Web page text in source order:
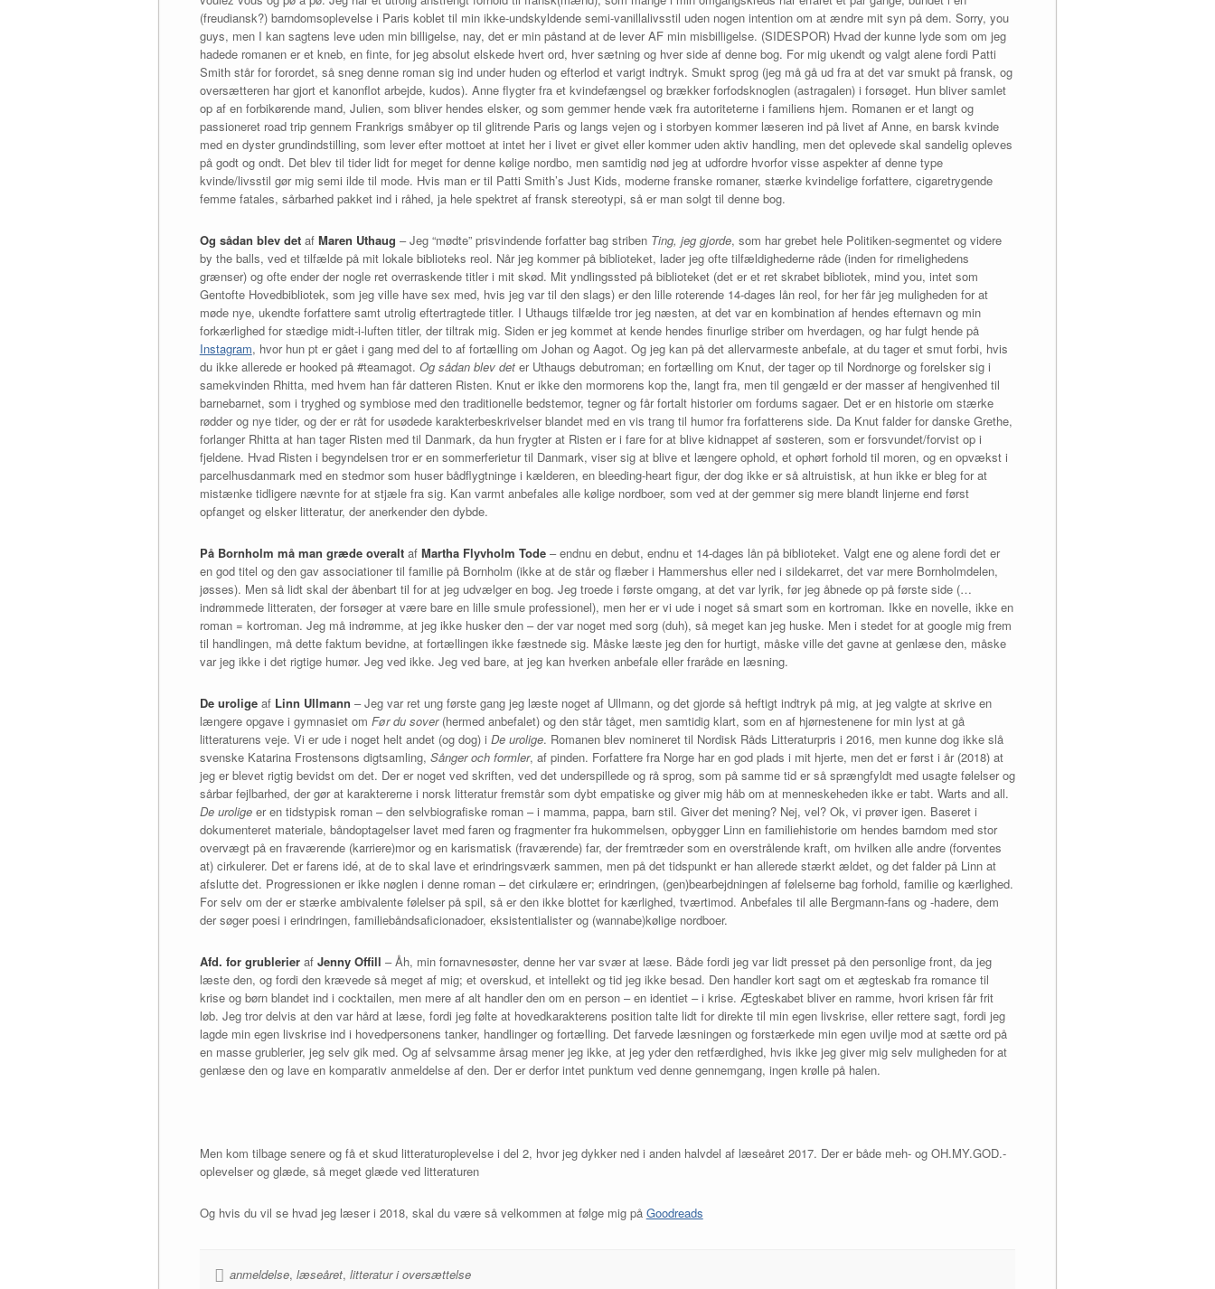
(freudiansk?) barndomsoplevelse i Paris koblet til min ikke-undskyldende semi-vanillalivsstil uden nogen intention om at ændre mit syn på dem. Sorry, you
guys, men I kan sagtens leve uden min billigelse, nay, det er min påstand at de lever AF min misbilligelse. (SIDESPOR) Hvad der kunne lyde som om jeg
hadede romanen er et kneb, en finte, for jeg absolut elskede hvert ord, hver sætning og hver side af denne bog. For mig ukendt og valgt alene fordi Patti
Smith står for forordet, så sneg denne roman sig ind under huden og efterlod et varigt indtryk. Smukt sprog (jeg må gå ud fra at det var smukt på fransk, og
oversætteren har gjort et kanonflot arbejde, kudos). Anne flygter fra et kvindefængsel og brækker forfodsknoglen (astragalen) i forsøget. Hun bliver samlet
op af en forbikørende mand, Julien, som bliver hendes elsker, og som gemmer hende væk fra autoriteterne i familiens hjem. Romanen er et langt og
passioneret road trip gennem Frankrigs småbyer op til glitrende Paris og langs vejen og i storbyen kommer læseren ind på livet af Anne, en barsk kvinde
med en dyster grundindstilling, som lever efter mottoet at intet her i livet er givet eller kommer uden aktiv handling, men det oplevede skal sandelig opleves
på godt og ondt. Det blev til tider lidt for meget for denne kølige nordbo, men samtidig nød jeg at udfordre hvorfor visse aspekter af denne type
kvinde/livsstil gør mig semi ilde til mode. Hvis man er til Patti Smith’s Just Kids, moderne franske romaner, stærke kvindelige forfattere, cigaretrygende
femme fatales, sårbarhed pakket ind i råhed, ja hele spektret af fransk stereotypi, så er man solgt til denne bog.
Og sådan blev detaf Maren Uthaug – Jeg “mødte” prisvindende forfatter bag striben Ting, jeg gjorde, som har grebet hele Politiken-segmentet og videre
by the balls, ved et tilfælde på mit lokale biblioteks reol. Når jeg kommer på biblioteket, lader jeg ofte tilfældighederne råde (inden for rimelighedens
grænser) og ofte ender der nogle ret overraskende titler i mit skød. Mit yndlingssted på biblioteket (det er et ret skrabet bibliotek, mind you, intet som
Gentofte Hovedbibliotek, som jeg ville have sex med, hvis jeg var til den slags) er den lille roterende 14-dages lån reol, for her får jeg muligheden for at
møde nye, ukendte forfattere samt utrolig eftertragtede titler. I Uthaugs tilfælde tror jeg næsten, at det var en kombination af hendes efternavn og min
forkærlighed for stædige midt-i-luften titler, der tiltrak mig. Siden er jeg kommet at kende hendes finurlige striber om hverdagen, og har fulgt hende på
Instagram, hvor hun pt er gået i gang med del to af fortælling om Johan og Aagot. Og jeg kan på det allervarmeste anbefale, at du tager et smut forbi, hvis
du ikke allerede er hooked på #teamagot. Og sådan blev deter Uthaugs debutroman; en fortælling om Knut, der tager op til Nordnorge og forelsker sig i
samekvinden Rhitta, med hvem han får datteren Risten. Knut er ikke den mormorens kop the, langt fra, men til gengæld er der masser af hengivenhed til
barnebarnet, som i tryghed og symbiose med den traditionelle bedstemor, tegner og får fortalt historier om fordums sagaer. Det er en historie om stærke
rødder og nye tider, og der er råt for usødede karakterbeskrivelser blandet med en vis trang til humor fra forfatterens side. Da Knut falder for danske Grethe,
forlanger Rhitta at han tager Risten med til Danmark, da hun frygter at Risten er i fare for at blive kidnappet af søsteren, som er forsvundet/forvist op i
fjeldene. Hvad Risten i begyndelsen tror er en sommerferietur til Danmark, viser sig at blive et længere ophold, et ophørt forhold til moren, og en opvækst i
parcelhusdanmark med en stedmor som huser bådflygtninge i kælderen, en bleeding-heart figur, der dog ikke er så altruistisk, at hun ikke er bleg for at
mistænke tidligere nævnte for at stjæle fra sig. Kan varmt anbefales alle kølige nordboer, som ved at der gemmer sig mere blandt linjerne end først
opfanget og elsker litteratur, der anerkender den dybde.
På Bornholm må man græde overaltaf Martha Flyvholm Tode– endnu en debut, endnu et 14-dages lån på biblioteket. Valgt ene og alene fordi det er
en god titel og den gav associationer til familie på Bornholm (ikke at de står og flæber i Hammershus eller ned i sildekarret, det var mere Bornholmdelen,
jøsses). Men så lidt skal der åbenbart til for at jeg udvælger en bog. Jeg troede i første omgang, at det var lyrik, før jeg åbnede op på første side (…
indrømmede litteraten, der forsøger at være bare en lille smule professionel), men her er vi ude i noget så smart som en kortroman. Ikke en novelle, ikke en
roman = kortroman. Jeg må indrømme, at jeg ikke husker den – der var noget med sorg (duh), så meget kan jeg huske. Men i stedet for at google mig frem
til handlingen, må dette faktum bevidne, at fortællingen ikke fæstnede sig. Måske læste jeg den for hurtigt, måske ville det gavne at genlæse den, måske
var jeg ikke i det rigtige humør. Jeg ved ikke. Jeg ved bare, at jeg kan hverken anbefale eller fraråde en læsning.
De uroligeaf Linn Ullmann – Jeg var ret ung første gang jeg læste noget af Ullmann, og det gjorde så heftigt indtryk på mig, at jeg valgte at skrive en
længere opgave i gymnasiet om Før du sover(hermed anbefalet) og den står tåget, men samtidig klart, som en af hjørnestenene for min lyst at gå
litteraturens veje. Vi er ude i noget helt andet (og dog) i De urolige. Romanen blev nomineret til Nordisk Råds Litteraturpris i 2016, men kunne dog ikke slå
svenske Katarina Frostensons digtsamling, Sånger och formler, af pinden. Forfattere fra Norge har en god plads i mit hjerte, men det er først i år (2018) at
jeg er blevet rigtig bevidst om det. Der er noget ved skriften, ved det underspillede og rå sprog, som på samme tid er så sprængfyldt med usagte følelser og
sårbar fejlbarhed, der gør at karaktererne i norsk litteratur fremstår som dybt empatiske og giver mig håb om at menneskeheden ikke er tabt. Warts and all.
De uroligeer en tidstypisk roman – den selvbiografiske roman – i mamma, pappa, barn stil. Giver det mening? Nej, vel? Ok, vi prøver igen. Baseret i
dokumenteret materiale, båndoptagelser lavet med faren og fragmenter fra hukommelsen, opbygger Linn en familiehistorie om hendes barndom med stor
overvægt på en fraværende (karriere)mor og en karismatisk (fraværende) far, der fremtræder som en overstrålende kraft, om hvilken alle andre (forventes
at) cirkulerer. Det er farens idé, at de to skal lave et erindringsværk sammen, men på det tidspunkt er han allerede stærkt ældet, og det falder på Linn at
afslutte det. Progressionen er ikke nøglen i denne roman – det cirkulære er; erindringen, (gen)bearbejdningen af følelserne bag forhold, familie og kærlighed.
For selv om der er stærke ambivalente følelser på spil, så er den ikke blottet for kærlighed, tværtimod. Anbefales til alle Bergmann-fans og -hadere, dem
der søger poesi i erindringen, familiebåndsaficionadoer, eksistentialister og (wannabe)kølige nordboer.
Afd. for grublerieraf Jenny Offill – Åh, min fornavnesøster, denne her var svær at læse. Både fordi jeg var lidt presset på den personlige front, da jeg
læste den, og fordi den krævede så meget af mig; et overskud, et intellekt og tid jeg ikke besad. Den handler kort sagt om et ægteskab fra romance til
krise og børn blandet ind i cocktailen, men mere af alt handler den om en person – en identiet – i krise. Ægteskabet bliver en ramme, hvori krisen får frit
løb. Jeg tror delvis at den var hård at læse, fordi jeg følte at hovedkarakterens position talte lidt for direkte til min egen livskrise, eller rettere sagt, fordi jeg
lagde min egen livskrise ind i hovedpersonens tanker, handlinger og fortælling. Det farvede læsningen og forstærkede min egen uvilje mod at sætte ord på
en masse grublerier, jeg selv gik med. Og af selvsamme årsag mener jeg ikke, at jeg yder den retfærdighed, hvis ikke jeg giver mig selv muligheden for at
genlæse den og lave en komparativ anmeldelse af den. Der er derfor intet punktum ved denne gennemgang, ingen krølle på halen.
Men kom tilbage senere og få et skud litteraturoplevelse i del 2, hvor jeg dykker ned i anden halvdel af læseåret 2017. Der er både meh- og OH.MY.GOD.-
oplevelser og glæde, så meget glæde ved litteraturen
Og hvis du vil se hvad jeg læser i 2018, skal du være så velkommen at følge mig på Goodreads
anmeldelse, læseåret, litteratur i oversættelse